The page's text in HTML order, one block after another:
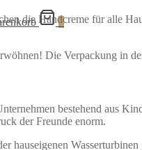
0
die Handcreme für alle
Die Verpackung in
bestehend aus
der Freunde enorm.
hauseigenen